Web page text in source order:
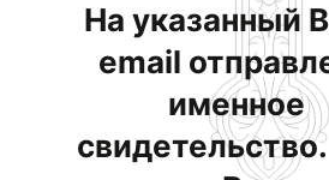
На указанный
email
именное